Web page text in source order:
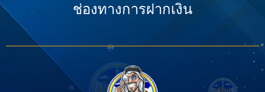
ช่องทางการฝากเงิน